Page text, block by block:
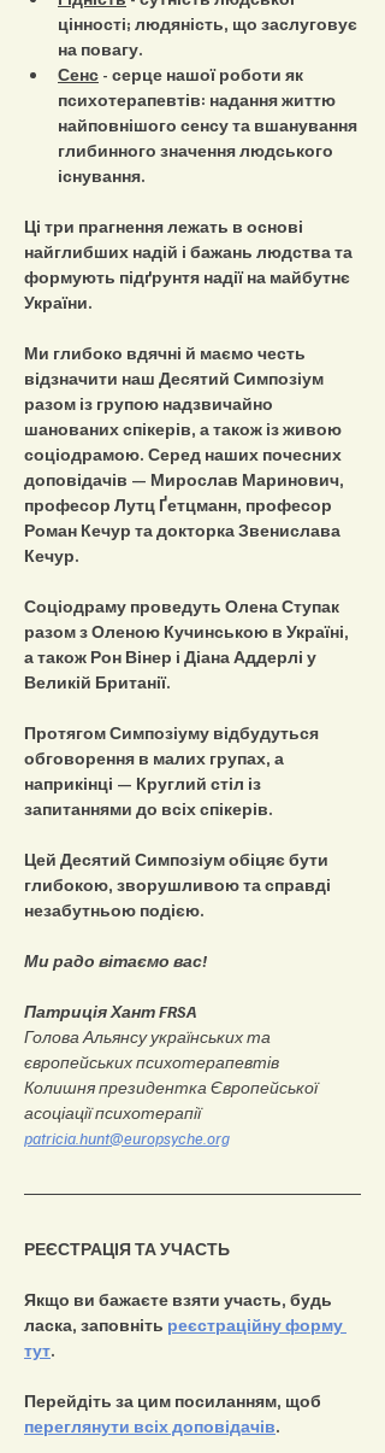
цінності; людяність, що заслуговує
на повагу.
Сенс - серце нашої роботи як
психотерапевтів: надання життю
найповнішого сенсу та вшанування
глибинного значення людського
існування.
Ці три прагнення лежать в основі
найглибших надій і бажань людства та
формують підґрунтя надії на майбутнє
України.
Ми глибоко вдячні й маємо честь
відзначити наш Десятий Симпозіум
разом із групою надзвичайно
шанованих спікерів, а також із живою
соціодрамою. Серед наших почесних
доповідачів — Мирослав Маринович,
професор Лутц Ґетцманн, професор
Роман Кечур та докторка Звенислава
Кечур.
Соціодраму проведуть Олена Ступак
разом з Оленою Кучинською в Україні,
а також Рон Вінер і Діана Аддерлі у
Великій Британії.
Протягом Симпозіуму відбудуться
обговорення в малих групах, а
наприкінці — Круглий стіл із
запитаннями до всіх спікерів.
Цей Десятий Симпозіум обіцяє бути
глибокою, зворушливою та справді
незабутньою подією.
Ми радо вітаємо вас!
Патриція Хант FRSA
Голова Альянсу українських та
європейських психотерапевтів
Колишня президентка Європейської
асоціації психотерапії
patricia.hunt@europsyche.org
РЕЄСТРАЦІЯ ТА УЧАСТЬ
Якщо ви бажаєте взяти участь, будь
ласка, заповніть реєстраційну форму
тут.
Перейдіть за цим посиланням, щоб
переглянути всіх доповідачів.